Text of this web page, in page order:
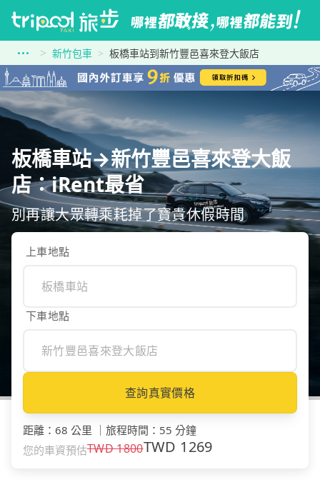
新竹包車 板橋車站到新竹豐邑喜來登大飯店
板橋車站→新竹豐邑喜來登大飯
店：iRent最省
別再讓大眾轉乘耗掉了寶貴休假時間
上車地點
下車地點
查詢真實價格
距離 ： 68 公里 旅程時間 ： 55 分鐘
您的車資預估TWD1800TWD 1269